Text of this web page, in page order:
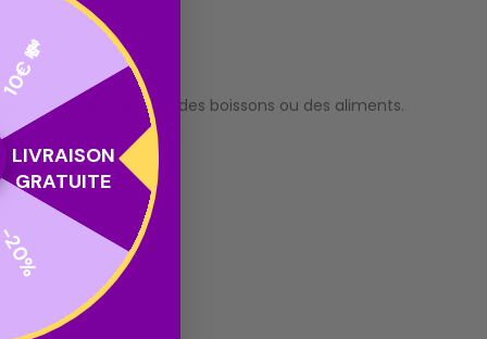
être ajouté à des boissons ou des aliments.
10€ 💸
LIVRAISON
GRATUITE
-20%